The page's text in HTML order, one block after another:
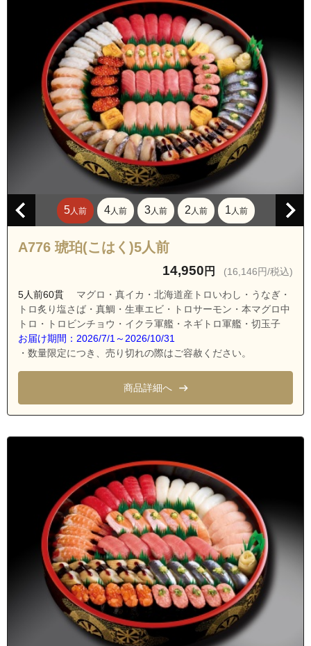
5人前 4人前 3人前 2 人前 1人前
A776 琥珀(こはく)5人前
14,950 円 (16,146円/税込)
5人前60貫
マグロ・真イカ・北海道産トロいわし・うなぎ・
トロ炙り塩さば・真鯛・生車エビ・トロサーモン・本マグロ中
トロ・トロビンチョウ・イクラ軍艦・ネギトロ軍艦・切玉子
お届け期間：2026/7/1～2026/10/31
・数量限定につき、売り切れの際はご容赦ください。
商品詳細へ